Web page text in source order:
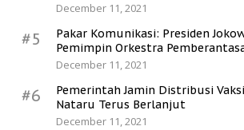
December 11, 2021
#5
Pakar Komunikasi: Presiden
Pemimpin Orkestra
December 11, 2021
#6
Pemerintah Jamin Distribusi
Nataru Terus Berlanjut
December 11, 2021